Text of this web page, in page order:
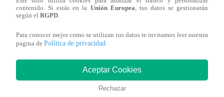
También te puede
interesar
contenido. Si estás en la Unión Europea, tus datos se gestionarán
según el RGPD.
Para conocer mejor como se utilizan tus datos te invitamos leer nuestra
pagina de Política de privacidad.
Aceptar Cookies
Rechazar